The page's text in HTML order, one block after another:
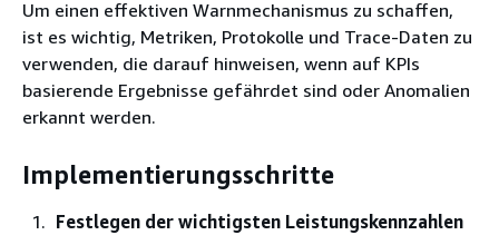
Um einen effektiven Warnmechanismus zu schaffen,
ist es wichtig, Metriken, Protokolle und Trace-Daten zu
verwenden, die darauf hinweisen, wenn auf KPIs
basierende Ergebnisse gefährdet sind oder Anomalien
erkannt werden.
Implementierungsschritte
Festlegen der wichtigsten Leistungskennzahlen